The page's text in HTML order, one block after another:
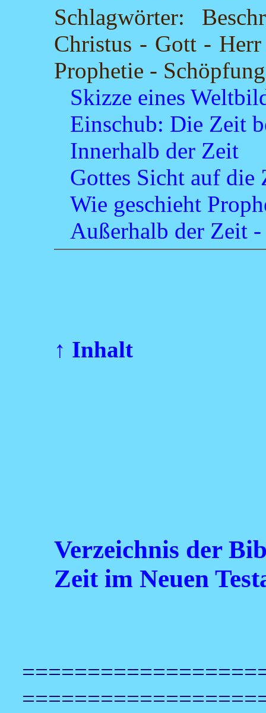
Schlagwörter:
Christus - Gott - Herr
Prophetie -
Skizze eines
Einschub: Die Zeit
Innerhalb der Zeit
Gottes Sicht auf die
Wie geschieht
Außerhalb der Zeit -
↑ Inhalt
Verzeichnis der
Zeit im Neuen